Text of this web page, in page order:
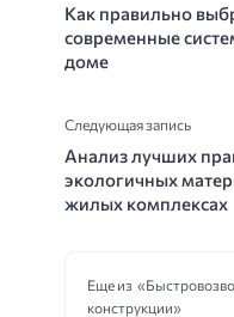
Как правильно
современные
доме
Следующая запись
Анализ лучших
экологичных
жилых комплексах
Еще из
конструкции»